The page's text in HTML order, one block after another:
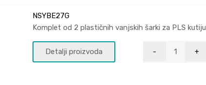
NSYBE27G
Komplet od 2 plastičnih vanjskih šarki za PLS kutiju
Detalji proizvoda